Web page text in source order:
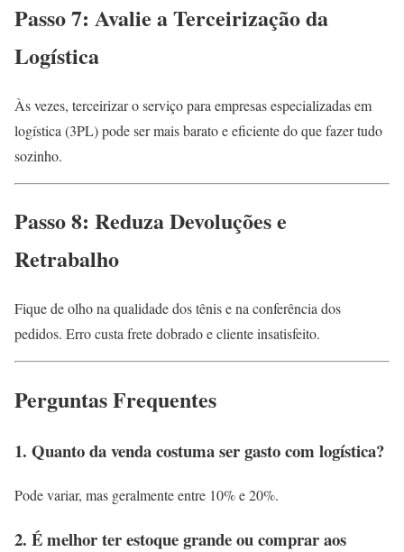
Passo 7: Avalie a Terceirização da
Logística
Às vezes, terceirizar o serviço para empresas especializadas em
logística (3PL) pode ser mais barato e eficiente do que fazer tudo
sozinho.
Passo 8: Reduza Devoluções e
Retrabalho
Fique de olho na qualidade dos tênis e na conferência dos
pedidos. Erro custa frete dobrado e cliente insatisfeito.
Perguntas Frequentes
1. Quanto da venda costuma ser gasto com logística?
Pode variar, mas geralmente entre 10% e 20%.
2. É melhor ter estoque grande ou comprar aos